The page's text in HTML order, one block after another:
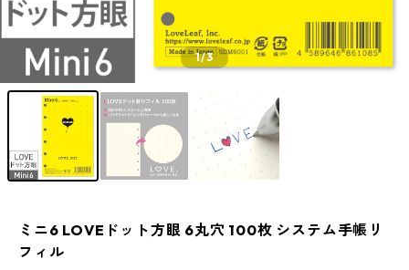
1/3
ミニ6 LOVEドット方眼 6丸穴 100枚 システム手帳リ
フィル